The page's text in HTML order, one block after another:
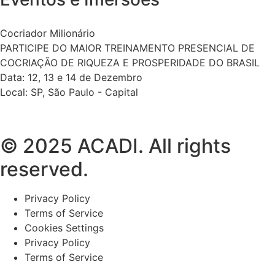
Cocriador Milionário
PARTICIPE DO MAIOR TREINAMENTO PRESENCIAL DE
COCRIAÇÃO DE RIQUEZA E PROSPERIDADE DO BRASIL
Data: 12, 13 e 14 de Dezembro
Local: SP, São Paulo - Capital
© 2025 ACADI. All rights
reserved.
Privacy Policy
Terms of Service
Cookies Settings
Privacy Policy
Terms of Service